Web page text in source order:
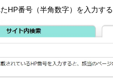
HP番号（半角数字）を入力す